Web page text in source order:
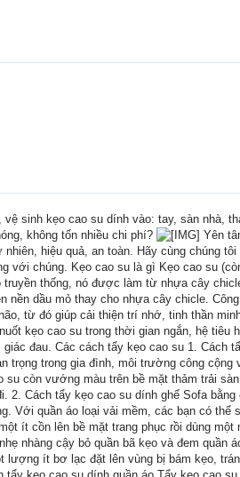
sinh kẹo cao su dính vào: tay, sàn nhà,
không tốn nhiều chi phí?
Yên
hiệu quả, an toàn. Hãy cùng chúng
với chúng. Kẹo cao su là gì Kẹo cao su
thống, nó được làm từ nhựa cây
dầu mỏ thay cho nhựa cây chicle.
từ đó giúp cải thiện trí nhớ, tinh thần
kẹo cao su trong thời gian ngắn, hệ
đau. Các cách tẩy kẹo cao su 1. Cách
trọng trong gia đình, môi trường công
còn vướng màu trên bề mặt thảm trải
Cách tẩy kẹo cao su dính ghế Sofa
Với quần áo loại vải mềm, các bạn có
ít cồn lên bề mặt trang phục rồi dùng
nhàng cậy bỏ quần bã kẹo và đem
lượng ít bơ lạc đặt lên vùng bị bám kẹo,